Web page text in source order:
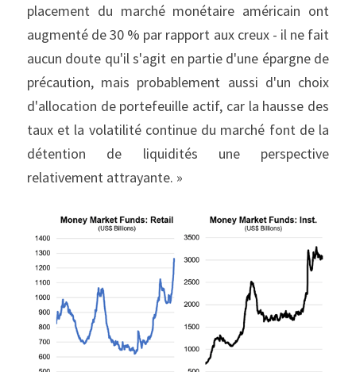
placement du marché monétaire américain ont
augmenté de 30 % par rapport aux creux - il ne fait
aucun doute qu'il s'agit en partie d'une épargne de
précaution, mais probablement aussi d'un choix
d'allocation de portefeuille actif, car la hausse des
taux et la volatilité continue du marché font de la
détention de liquidités une perspective
relativement attrayante. »